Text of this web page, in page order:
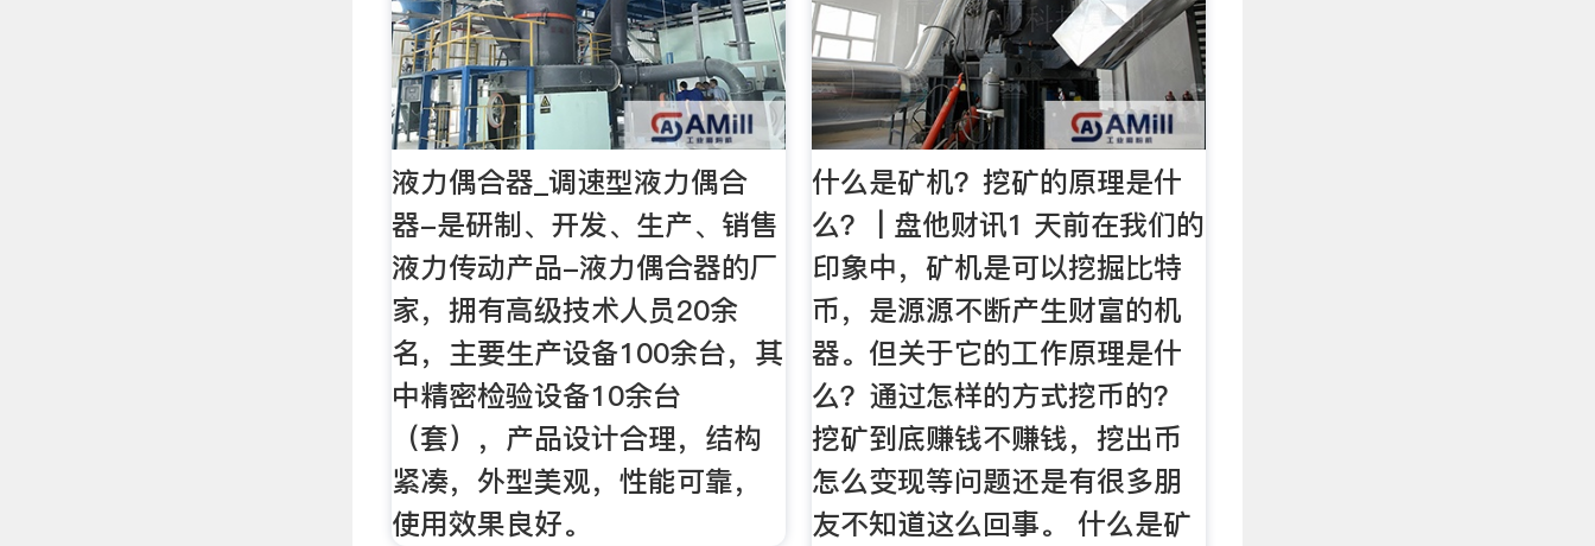
液力偶合器_调速型液力偶合
器-是研制、开发、生产、销售
液力传动产品-液力偶合器的厂
家，拥有高级技术人员20余
名，主要生产设备100余台，其
中精密检验设备10余台
（套），产品设计合理，结构
紧凑，外型美观，性能可靠，
使用效果良好。
什么是矿机？挖矿的原理是什
么？ | 盘他财讯1 天前在我们的
印象中，矿机是可以挖掘比特
币，是源源不断产生财富的机
器。但关于它的工作原理是什
么？通过怎样的方式挖币的？
挖矿到底赚钱不赚钱，挖出币
怎么变现等问题还是有很多朋
友不知道这么回事。 什么是矿